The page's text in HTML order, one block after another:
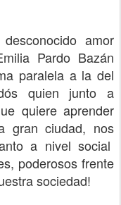
desconocido amor
Pardo Bazán
paralelaa la del
quien junto a
quiere aprender
gran ciudad, nos
a nivel social
poderosos frente
sociedad!